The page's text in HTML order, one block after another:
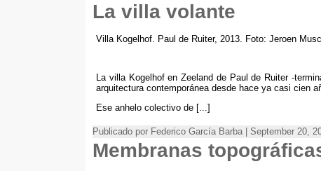
La villa volante
Villa Kogelhof Paul de Ruiter, 2013. Foto: Jeroen
La villa Kogelhof en Zeeland de Paul de Ruiter -
arquitectura contemporánea desde hace ya casi cien
Ese anhelo colectivo de [...]
Publicado por Federico García Barba | September 20,
Membranas